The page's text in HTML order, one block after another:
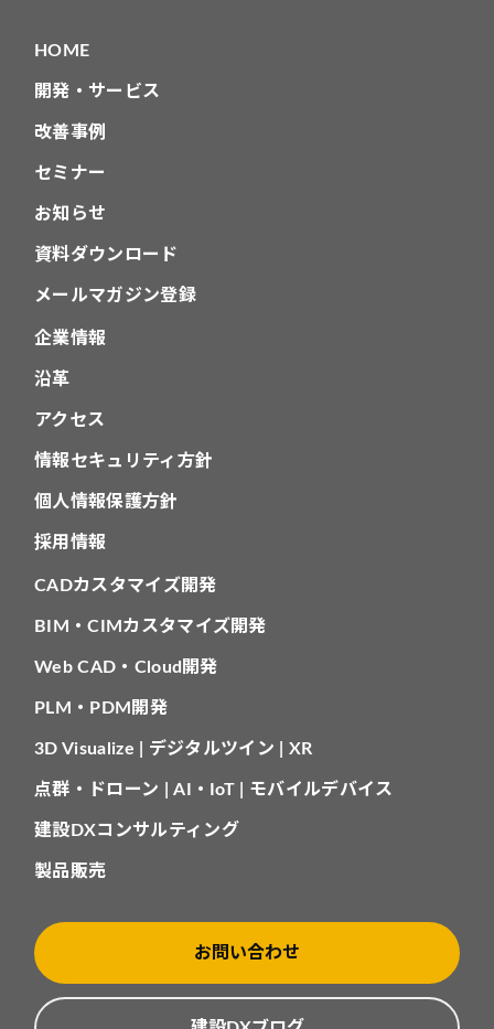
ンHOME
開発・サービス
改善事例
セミナー
お知らせ
資料ダウンロード
メールマガジン登録
企業情報
沿革
アクセス
情報セキュリティ方針
個人情報保護方針
採用情報
CADカスタマイズ開発
BIM・CIMカスタマイズ開発
Web CAD・Cloud開発
PLM・PDM開発
3D Visualize | デジタルツイン | XR
点群・ドローン | AI・IoT | モバイルデバイス
建設DXコンサルティング
製品販売
お問い合わせ